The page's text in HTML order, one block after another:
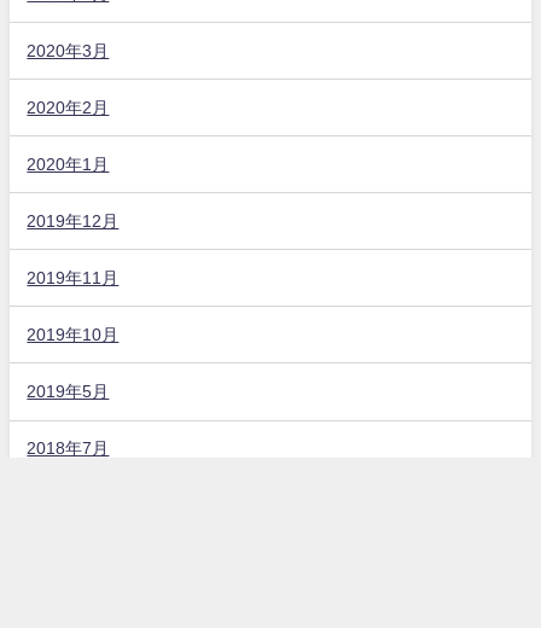
2020年3月
2020年2月
2020年1月
2019年12月
2019年11月
2019年10月
2019年5月
2018年7月